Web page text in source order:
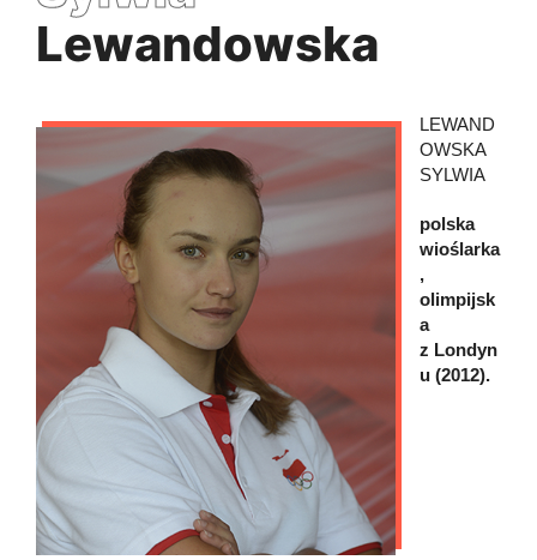
Lewandowska
LEWAND
OWSKA
SYLWIA
polska
wioślarka
,
olimpijsk
a
z Londyn
u (2012).